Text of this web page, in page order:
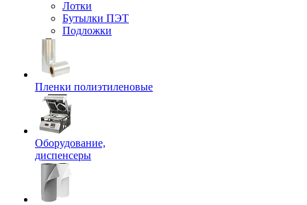
Лотки
Бутылки ПЭТ
Подложки
Пленки полиэтиленовые
Оборудование,
диспенсеры